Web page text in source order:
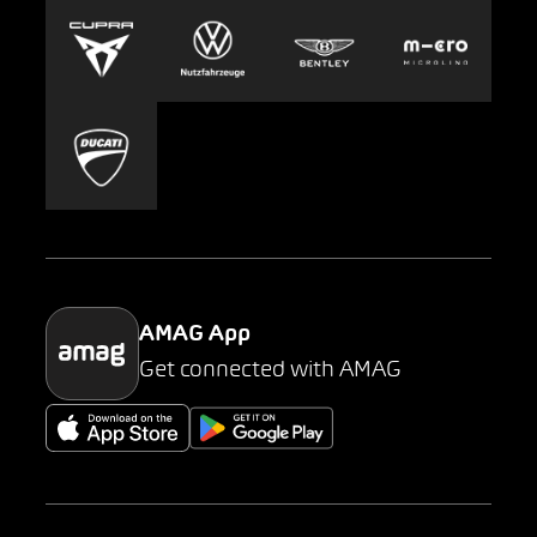
Europcar
Carsharing
Mobility-as-a-Service
Parking
Presse
AMAG App
Get connected with AMAG